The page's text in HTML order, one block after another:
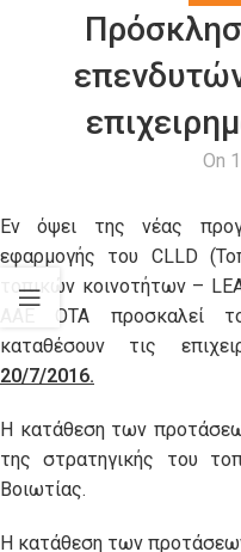
On
Εν όψει της νέας
εφαρμογής του CLLD
τοπικών κοινοτήτων –
ΑΑΕ ΟΤΑ προσκαλεί
καταθέσουν τις
20/7/2016.
Η κατάθεση των
της στρατηγικής του
Βοιωτίας.
Η κατάθεση των